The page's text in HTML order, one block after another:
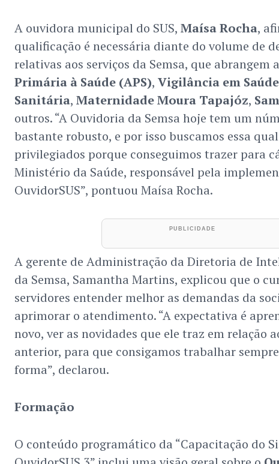
A ouvidora municipal do SUS, Maísa Rocha,
qualificação é necessária diante do volume de
relativas aos serviços da Semsa, que abrangem a
Primária à Saúde (APS), Vigilância em Saúde
Sanitária, Maternidade Moura Tapajóz,
outros. “A Ouvidoria da Semsa hoje tem um
bastante robusto, e por isso buscamos essa
privilegiados porque conseguimos trazer para
Ministério da Saúde, responsável pela
OuvidorSUS”, pontuou Maísa Rocha.
A gerente de Administração da Diretoria de
da Semsa, Samantha Martins, explicou que o
servidores entender melhor as demandas da
aprimorar o atendimento. “A expectativa é
novo, ver as novidades que ele traz em relação
anterior, para que consigamos trabalhar
forma”, declarou.
Formação
O conteúdo programático da “Capacitação do